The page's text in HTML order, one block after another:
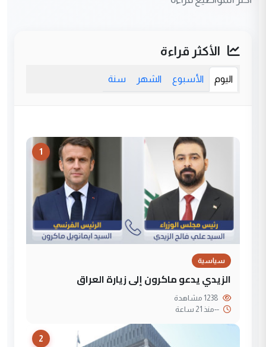
الأكثر قراءة
اليوم الأسبوع الشهر سنة
1
سياسية
الزيدي يدعو ماكرون إلى زيارة العراق
--منذ 21 ساعة
2